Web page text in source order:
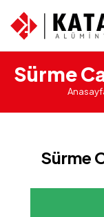
Sürme
Sürme